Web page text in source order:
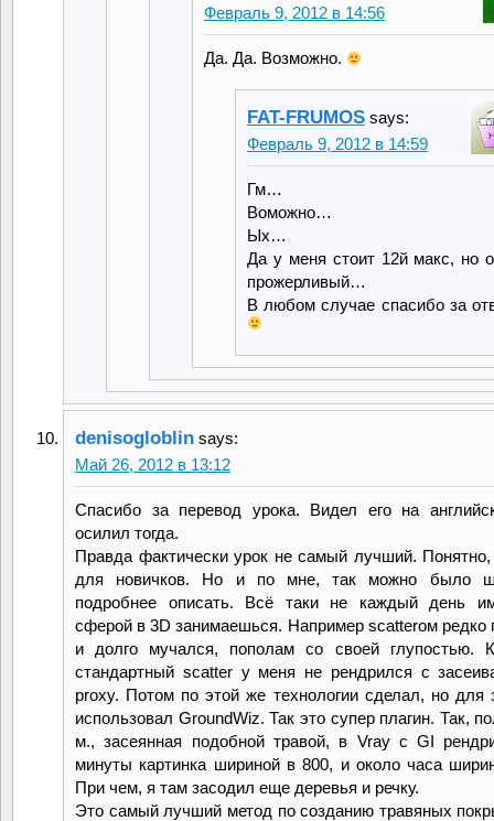
Февраль 9, 2012 в 14:56
Да. Да. Возможно.
FAT-FRUMOS says:
Февраль 9, 2012 в 14:59
Гм…
Воможно…
Ых…
Да у меня стоит 12й макс, но
прожерливый…
В любом случае спасибо за
denisogloblin says:
Май 26, 2012 в 13:12
Спасибо за перевод урока. Видел его на
осилил тогда.
Правда фактически урок не самый лучший. Понятно,
для новичков. Но и по мне, так можно было
подробнее описать. Всё таки не каждый день
сферой в 3D занимаешься. Например scatterом редко
и долго мучался, пополам со своей глупостью.
стандартный scatter у меня не рендрился с
proxy. Потом по этой же технологии сделал, но для
использовал GroundWiz. Так это супер плагин. Так,
м., засеянная подобной травой, в Vray с GI
минуты картинка шириной в 800, и около часа
При чем, я там засодил еще деревья и речку.
Это самый лучший метод по созданию травяных